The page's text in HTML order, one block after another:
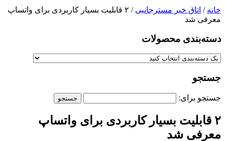
خانه / اتاق خبر مسترجانبی
/ ۲ قابلیت بسیار کاربردی برای واتساپ
معرفی شد
دسته‌بندی‌ محصولات
جستجو
جستجو برای:
۲ قابلیت بسیار کاربردی برای واتساپ
معرفی شد